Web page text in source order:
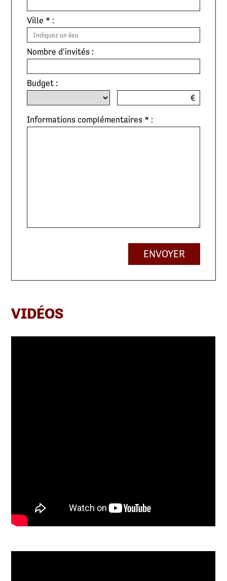
Ville * :
Nombre d'invités :
Budget :
€
Informations complémentaires * :
ENVOYER
VIDÉOS